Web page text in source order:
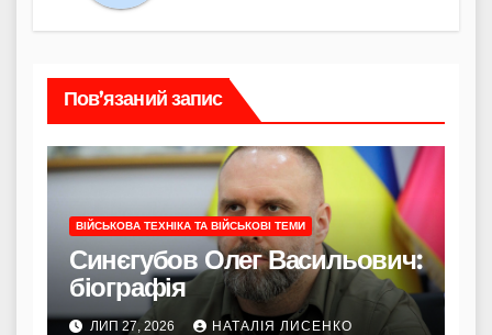
Пов’язаний запис
ВІЙСЬКОВА ТЕХНІКА ТА ВІЙСЬКОВІ ТЕМИ
Синєгубов Олег Васильович:
біографія
ЛИП 27, 2026 НАТАЛІЯ ЛИСЕНКО